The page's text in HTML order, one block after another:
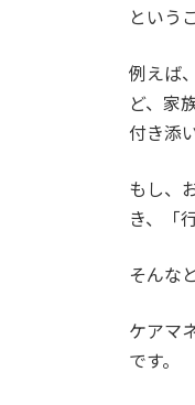
という
例えば
ど、家
付き添
もし、
き、「
そんな
ケアマ
です。